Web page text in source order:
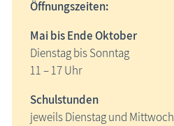
Öffnungszeiten:
Mai bis Ende Oktober
Dienstag bis Sonntag
11 – 17 Uhr
Schulstunden
jeweils Dienstag und Mittwoch